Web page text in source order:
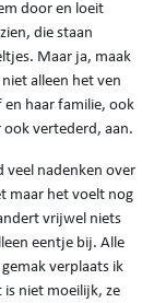
door en loeit
die staan
Maar ja, maak
alleen het ven
en haar familie, ook
ook vertederd, aan.
veel nadenken over
maar het voelt nog
vrijwel niets
eentje bij. Alle
verplaats ik
niet moeilijk, ze